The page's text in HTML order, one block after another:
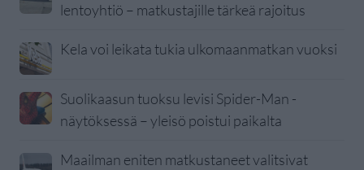
lentoyhtiö – matkustajille tärkeä rajoitus
Kela voi leikata tukia ulkomaanmatkan vuoksi
Suolikaasun tuoksu levisi Spider-Man -
näytöksessä – yleisö poistui paikalta
Maailman eniten matkustaneet valitsivat